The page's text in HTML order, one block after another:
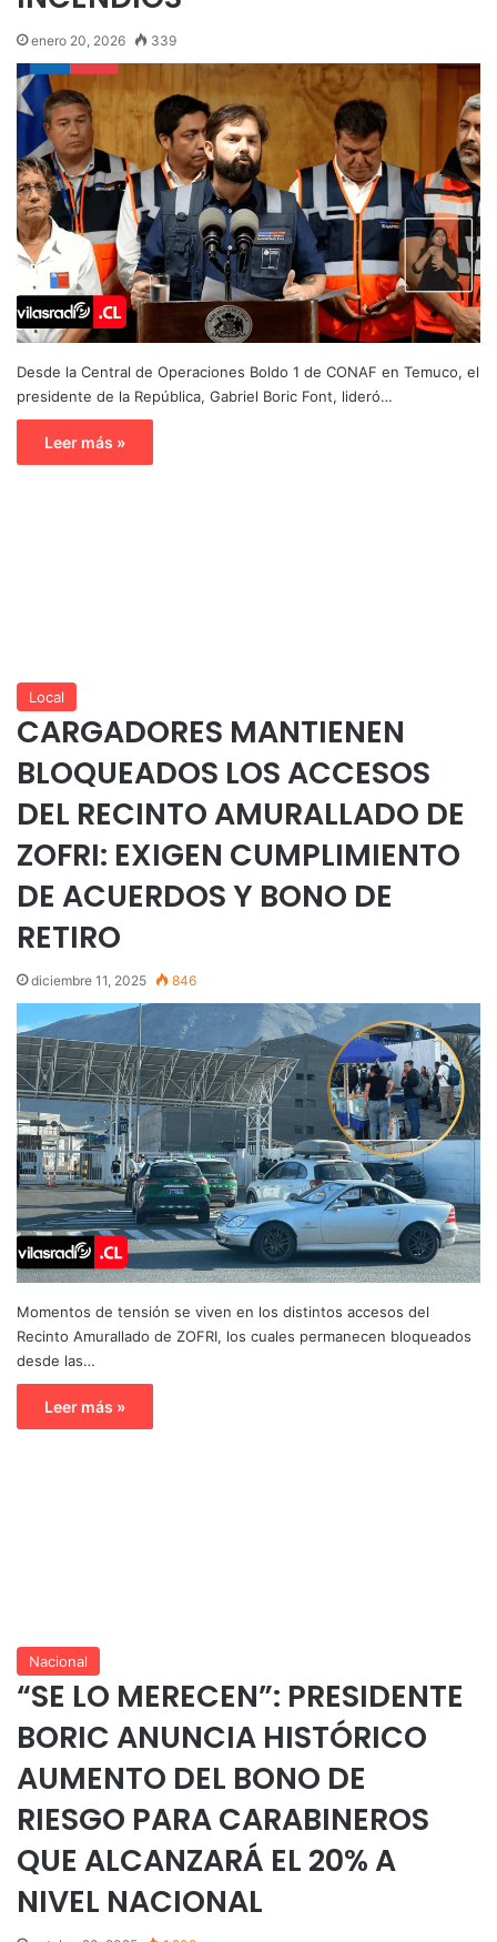
enero 20, 2026 339
Desde la Central de Operaciones Boldo 1 de CONAF en Temuco, el
presidente de la República, Gabriel Boric Font, lideró…
Leer más »
Local
CARGADORES MANTIENEN
BLOQUEADOS LOS ACCESOS
DEL RECINTO AMURALLADO DE
ZOFRI: EXIGEN CUMPLIMIENTO
DE ACUERDOS Y BONO DE
RETIRO
diciembre 11, 2025 846
Momentos de tensión se viven en los distintos accesos del
Recinto Amurallado de ZOFRI, los cuales permanecen bloqueados
desde las…
Leer más »
Nacional
“SE LO MERECEN”: PRESIDENTE
BORIC ANUNCIA HISTÓRICO
AUMENTO DEL BONO DE
RIESGO PARA CARABINEROS
QUE ALCANZARÁ EL 20% A
NIVEL NACIONAL